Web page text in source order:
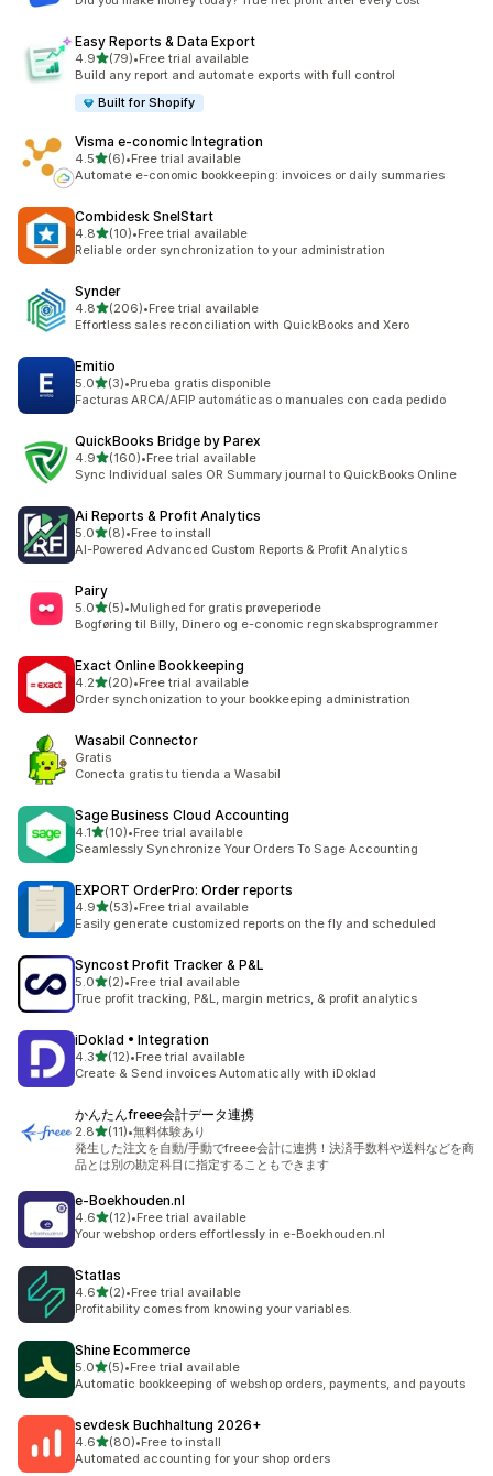
Easy Reports & Data Export
4.95つ星中
(79)
合計レビュー数：79件
•Free trial available
Build any report and automate exports with full control
Built for Shopify
Visma e‑conomic Integration
4.55つ星中
(6)
合計レビュー数：6件
•Free trial available
Automate e-conomic bookkeeping: invoices or daily summaries
Combidesk SnelStart
4.85つ星中
(10)
合計レビュー数：10件
•Free trial available
Reliable order synchronization to your administration
Synder
4.85つ星中
(206)
合計レビュー数：206件
•Free trial available
Effortless sales reconciliation with QuickBooks and Xero
Emitio
5.05つ星中
(3)
合計レビュー数：3件
•Prueba gratis disponible
Facturas ARCA/AFIP automáticas o manuales con cada pedido
QuickBooks Bridge by Parex
4.95つ星中
(160)
合計レビュー数：160件
•Free trial available
Sync Individual sales OR Summary journal to QuickBooks Online
Ai Reports & Profit Analytics
5.05つ星中
(8)
合計レビュー数：8件
•Free to install
AI-Powered Advanced Custom Reports & Profit Analytics
Pairy
5.05つ星中
(5)
合計レビュー数：5件
•Mulighed for gratis prøveperiode
Bogføring til Billy, Dinero og e-conomic regnskabsprogrammer
Exact Online Bookkeeping
4.25つ星中
(20)
合計レビュー数：20件
•Free trial available
Order synchonization to your bookkeeping administration
Wasabil Connector
Gratis
Conecta gratis tu tienda a Wasabil
Sage Business Cloud Accounting
4.15つ星中
(10)
合計レビュー数：10件
•Free trial available
Seamlessly Synchronize Your Orders To Sage Accounting
EXPORT OrderPro: Order reports
4.95つ星中
(53)
合計レビュー数：53件
•Free trial available
Easily generate customized reports on the fly and scheduled
Syncost Profit Tracker & P&L
5.05つ星中
(2)
合計レビュー数：2件
•Free trial available
True profit tracking, P&L, margin metrics, & profit analytics
iDoklad • Integration
4.35つ星中
(12)
合計レビュー数：12件
•Free trial available
Create & Send invoices Automatically with iDoklad
かんたんfreee会計データ連携
2.85つ星中
(11)
合計レビュー数：11件
•無料体験あり
発生した注文を自動/手動でfreee会計に連携！決済手数料や送料などを商
品とは別の勘定科目に指定することもできます
e‑Boekhouden.nl
4.65つ星中
(12)
合計レビュー数：12件
•Free trial available
Your webshop orders effortlessly in e-Boekhouden.nl
Statlas
4.65つ星中
(2)
合計レビュー数：2件
•Free trial available
Profitability comes from knowing your variables.
Shine Ecommerce
5.05つ星中
(5)
合計レビュー数：5件
•Free trial available
Automatic bookkeeping of webshop orders, payments, and payouts
sevdesk Buchhaltung 2026+
4.65つ星中
(80)
合計レビュー数：80件
•Free to install
Automated accounting for your shop orders